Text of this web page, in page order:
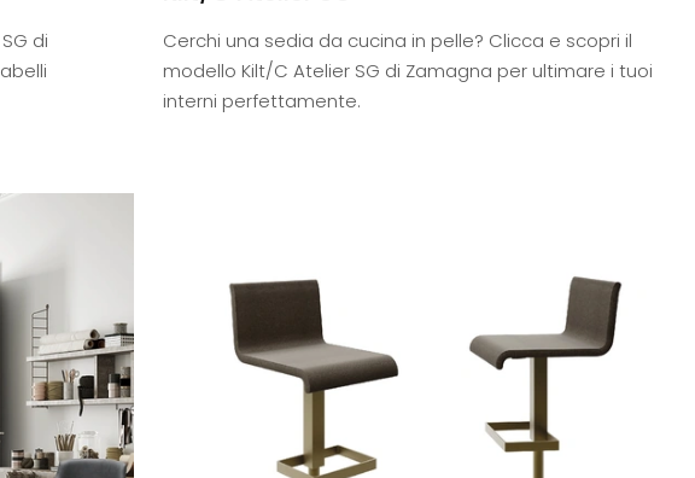
di
Cerchi una sedia da cucina in pelle? Clicca e scopri il
modello Kilt/C Atelier SG di Zamagna per ultimare i tuoi
interni perfettamente.